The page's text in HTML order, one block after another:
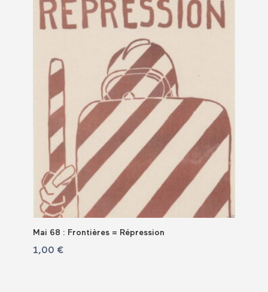
Mai 68 : Frontières = Répression
1,00 €